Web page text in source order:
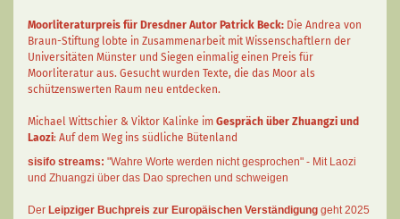
Moorliteraturpreis für Dresdner Autor Patrick Beck: Die Andrea von
Braun-Stiftung lobte in Zusammenarbeit mit Wissenschaftlern der
Universitäten Münster und Siegen einmalig einen Preis für
Moorliteratur aus. Gesucht wurden Texte, die das Moor als
schützenswerten Raum neu entdecken.
Michael Wittschier & Viktor Kalinke im Gespräch über Zhuangzi und
Laozi: Auf dem Weg ins südliche Bütenland
sisifo streams: "Wahre Worte werden nicht gesprochen" - Mit Laozi
und Zhuangzi über das Dao sprechen und schweigen
Der Leipziger Buchpreis zur Europäischen Verständigung geht 2025